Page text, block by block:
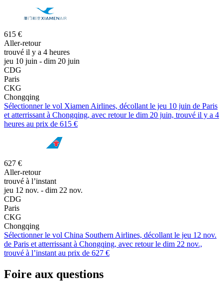
615 €
Aller-retour
trouvé il y a 4 heures
jeu 10 juin - dim 20 juin
CDG
Paris
CKG
Chongqing
Sélectionner le vol Xiamen Airlines, décollant le jeu 10 juin de Paris
et atterrissant à Chongqing, avec retour le dim 20 juin, trouvé il y a 4
heures au prix de 615 €
627 €
Aller-retour
trouvé à l’instant
jeu 12 nov. - dim 22 nov.
CDG
Paris
CKG
Chongqing
Sélectionner le vol China Southern Airlines, décollant le jeu 12 nov.
de Paris et atterrissant à Chongqing, avec retour le dim 22 nov.,
trouvé à l’instant au prix de 627 €
Foire aux questions